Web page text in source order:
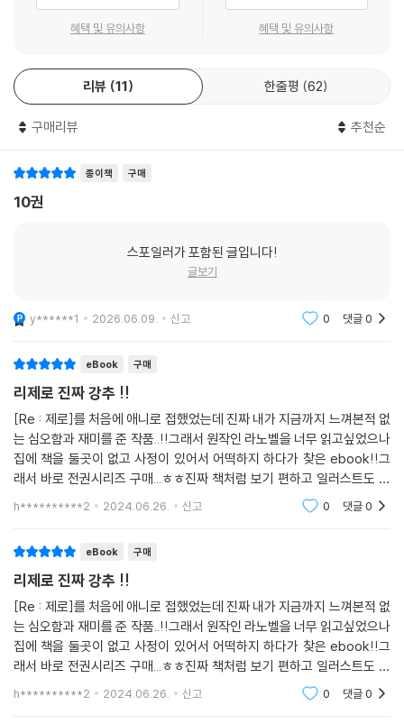
혜택 및 유의사항 혜택 및 유의사항
리뷰 11 한줄평 62
구매리뷰 추천순
종이책 구매
10권
스포일러가 포함된 글입니다!
글보기
y******1 2026.06.09. 신고 0 댓글0
eBook 구매
리제로 진짜 강추 !!
[Re : 제로]를 처음에 애니로 접했었는데 진짜 내가 지금까지 느껴본적 없
는 심오함과 재미를 준 작품..!!그래서 원작인 라노벨을 너무 읽고싶었으나
집에 책을 둘곳이 없고 사정이 있어서 어떡하지 하다가 찾은 ebook!!그
래서 바로 전권시리즈 구매...ㅎㅎ진짜 책처럼 보기 편하고 일러스트도 다
있고 진짜 라노벨 같은 그리고 최대 장점 - 폰만 있으면 어디서든 읽을 수
h**********2 2024.06.26. 신고 0 댓글0
eBook 구매
리제로 진짜 강추 !!
[Re : 제로]를 처음에 애니로 접했었는데 진짜 내가 지금까지 느껴본적 없
는 심오함과 재미를 준 작품..!!그래서 원작인 라노벨을 너무 읽고싶었으나
집에 책을 둘곳이 없고 사정이 있어서 어떡하지 하다가 찾은 ebook!!그
래서 바로 전권시리즈 구매...ㅎㅎ진짜 책처럼 보기 편하고 일러스트도 다
있고 진짜 라노벨 같은 그리고 최대 장점 - 폰만 있으면 어디서든 읽을 수
h**********2 2024.06.26. 신고 0 댓글0